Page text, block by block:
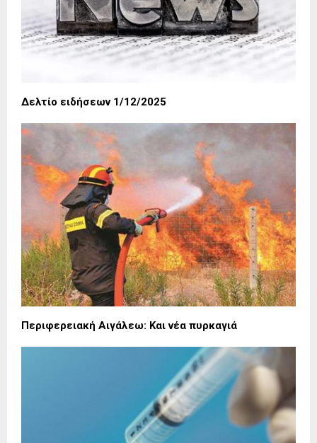
Δελτίο ειδήσεων 1/12/2025
Περιφερειακή Αιγάλεω: Και νέα πυρκαγιά